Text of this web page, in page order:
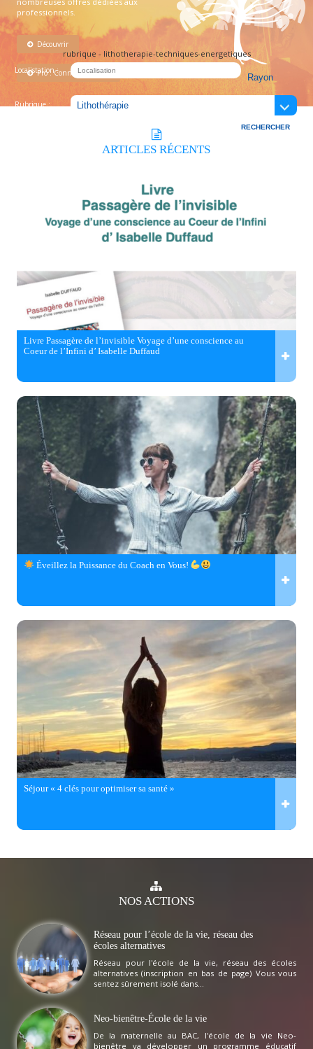
rubrique - lithotherapie-techniques-energetiques
Localistation :
Rubrique :
professionnels.
Découvrir
Pro : Connectez-vous !
ARTICLES RÉCENTS
Livre Passagère de l’invisible Voyage d’une conscience au
Coeur de l’Infini d’ Isabelle Duffaud
Éveillez la Puissance du Coach en Vous!
Séjour « 4 clés pour optimiser sa santé »
NOSACTIONS
Réseau pour l’école de la vie, réseau des
écoles alternatives
Réseau pour l'école de la vie, réseau des écoles
alternatives (inscription en bas de page) Vous vous
sentez sûrement isolé dans...
Neo-bienêtre-École de la vie
De la maternelle au BAC, l'école de la vie Neo-
bienêtre va développer un programme éducatif